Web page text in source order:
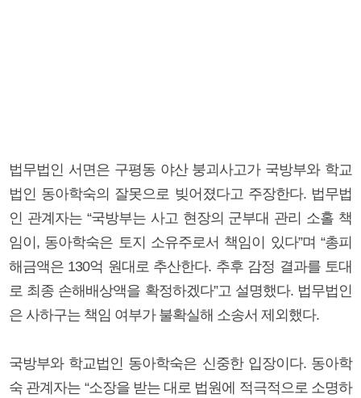
법무법인 서면은 구평동 야산 붕괴사고가 국방부와 학교
법인 동아학숙의 잘못으로 빚어졌다고 주장한다. 법무법
인 관계자는 “국방부는 사고 현장의 군부대 관리 소홀 책
임이, 동아학숙은 토지 소유주로서 책임이 있다”며 “총피
해금액은 130억 원대로 추산한다. 추후 감정 결과를 토대
로 최종 손해배상액을 확정하겠다”고 설명했다. 법무법인
은 사하구는 책임 여부가 불확실해 소송서 제외했다.
국방부와 학교법인 동아학숙은 신중한 입장이다. 동아학
숙 관계자는 “소장을 받는 대로 법원에 적극적으로 소명하